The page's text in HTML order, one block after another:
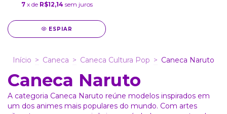
7 x de R$12,14 sem juros
ESPIAR
Início > Caneca > Caneca Cultura Pop > Caneca Naruto
Caneca Naruto
A categoria Caneca Naruto reúne modelos inspirados em
um dos animes mais populares do mundo. Com artes